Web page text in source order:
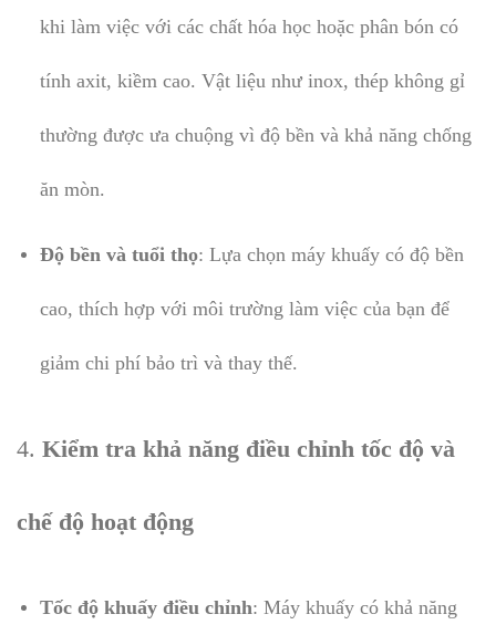
khi làm việc với các chất hóa học hoặc phân bón có
tính axit, kiềm cao. Vật liệu như inox, thép không gỉ
thường được ưa chuộng vì độ bền và khả năng chống
ăn mòn.
Độ bền và tuổi thọ: Lựa chọn máy khuấy có độ bền
cao, thích hợp với môi trường làm việc của bạn để
giảm chi phí bảo trì và thay thế.
4. Kiểm tra khả năng điều chỉnh tốc độ và
chế độ hoạt động
Tốc độ khuấy điều chỉnh: Máy khuấy có khả năng